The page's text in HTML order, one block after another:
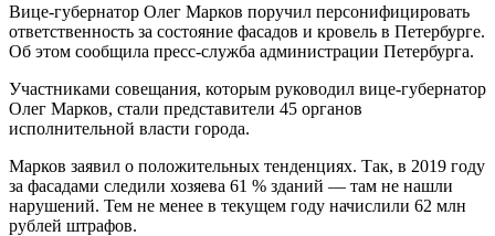
Вице-губернатор Олег Марков поручил персонифицировать
ответственность за состояние фасадов и кровель в Петербурге.
Об этом сообщила пресс-служба администрации Петербурга.
Участниками совещания, которым руководил вице-губернатор
Олег Марков, стали представители 45 органов
исполнительной власти города.
Марков заявил о положительных тенденциях. Так, в 2019 году
за фасадами следили хозяева 61 % зданий — там не нашли
нарушений. Тем не менее в текущем году начислили 62 млн
рублей штрафов.